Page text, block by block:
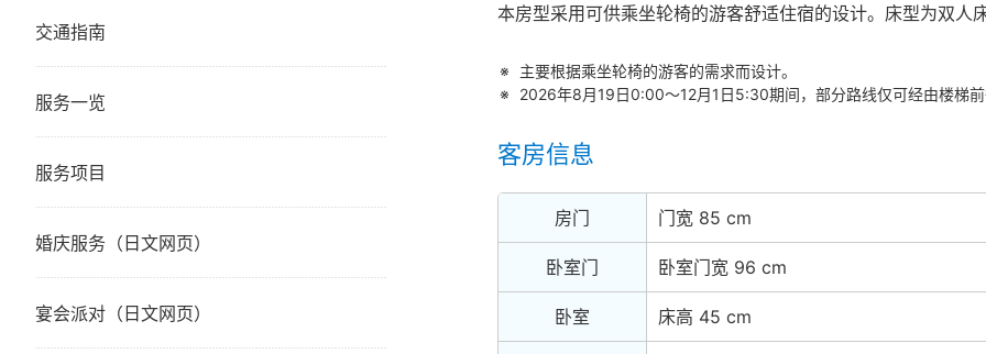
本房型采用可供乘坐轮椅的游客舒适住宿的设计。床型为双人
主要根据乘坐轮椅的游客的需求而设计。
2026年8月19日0:00～12月1日5:30期间，部分路线仅可经由楼梯
客房信息
房门 门宽 85 cm
卧室门 卧室门宽 96 cm
卧室 床高 45 cm
交通指南
服务一览
服务项目
婚庆服务（日文网页）
宴会派对（日文网页）